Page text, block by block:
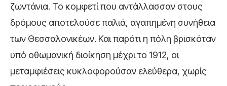
ζωντάνια. Το κομφετί που αντάλλασσαν στους
δρόμους αποτελούσε παλιά, αγαπημένη συνήθεια
των Θεσσαλονικέων. Και παρότι η πόλη βρισκόταν
υπό οθωμανική διοίκηση μέχρι το 1912, οι
μεταμφιέσεις κυκλοφορούσαν ελεύθερα, χωρίς